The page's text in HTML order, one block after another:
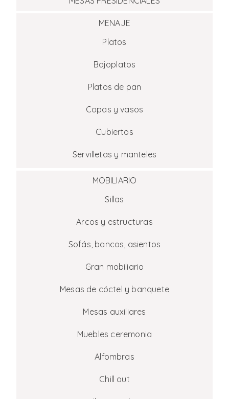
MENAJE
Platos
Bajoplatos
Platos de pan
Copas y vasos
Cubiertos
Servilletas y manteles
MOBILIARIO
Sillas
Arcos y estructuras
Sofás, bancos, asientos
Gran mobiliario
Mesas de cóctel y banquete
Mesas auxiliares
Muebles ceremonia
Alfombras
Chill out